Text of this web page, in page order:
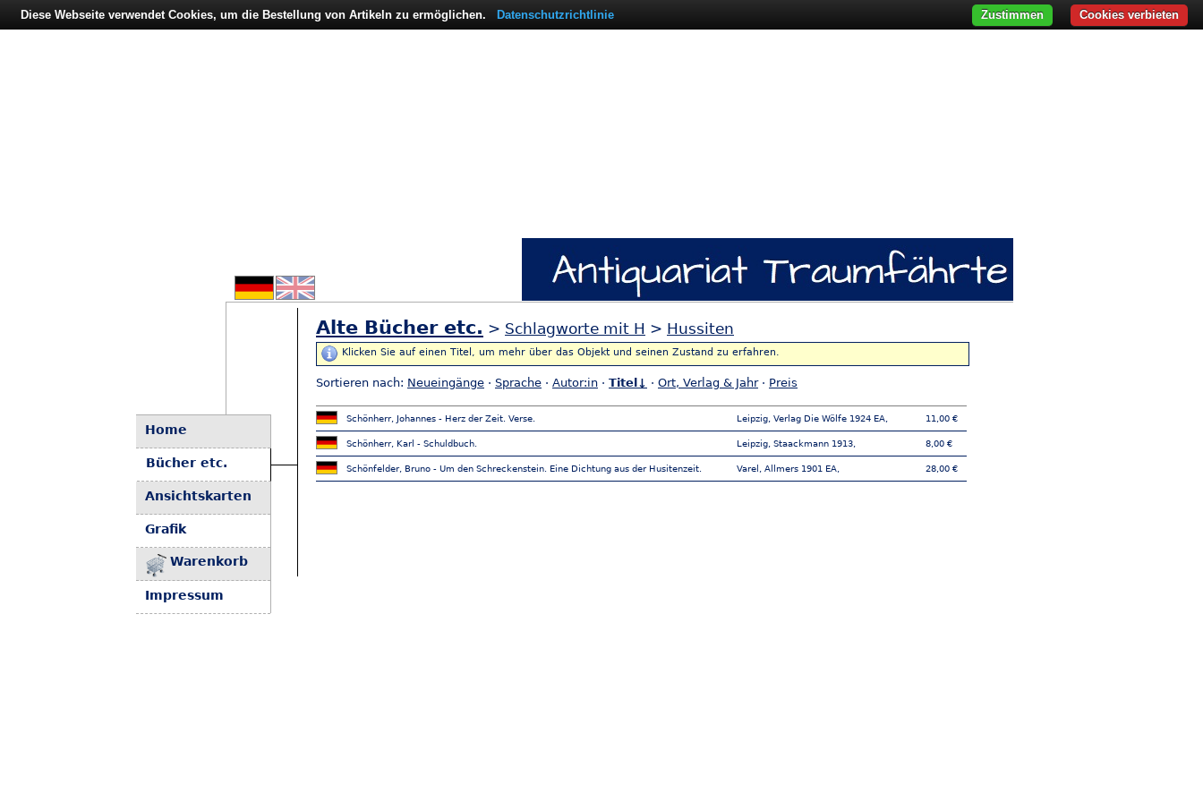
Home
Bücher etc.
Ansichtskarten
Grafik
Warenkorb
Impressum
Alte Bücher etc. > Schlagworte mit H > Hussiten
Klicken Sie auf einen Titel, um mehr über das Objekt und seinen Zustand zu erfahren.
Sortieren nach: Neueingänge · Sprache · Autor:in · Titel↓ · Ort, Verlag & Jahr· Preis
Schönherr, Johannes - Herz der Zeit. Verse. Leipzig, Verlag Die Wölfe 1924 EA, 11,00 €
Schönherr, Karl - Schuldbuch. Leipzig, Staackmann 1913, 8,00 €
Schönfelder, Bruno - Um den Schreckenstein. Eine Dichtung aus der Husitenzeit. Varel, Allmers 1901 EA, 28,00 €
Diese Webseite verwendet Cookies, um die Bestellung von Artikeln zu ermöglichen. Datenschutzrichtlinie Cookies verbieten
Zustimmen